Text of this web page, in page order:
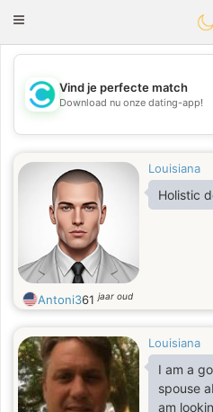
Toggle
💖
💕
Vind je perfecte match
Download nu onze dating-app!
Louisiana
Holistic
Antoni361jaar oud
Louisiana
I am a
spouse
am